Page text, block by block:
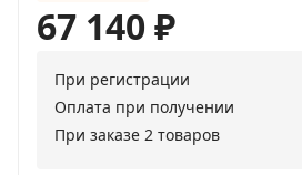
67 140₽
При регистрации
Оплата при получении
При заказе 2 товаров